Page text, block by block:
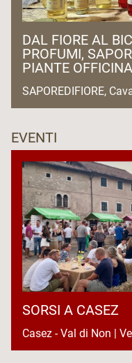
DAL FIORE AL
PROFUMI,
PIANTE
SAPOREDIFIORE,
EVENTI
SORSI A CASEZ
Casez - Val di Non |